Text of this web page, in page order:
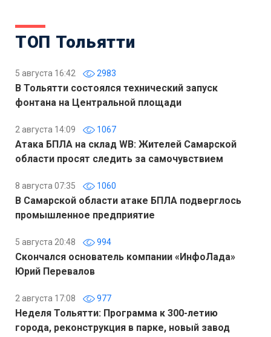
ТОП Тольятти
5 августа 16:42 2983
В Тольятти состоялся технический запуск
фонтана на Центральной площади
2 августа 14:09 1067
Атака БПЛА на склад WB: Жителей Самарской
области просят следить за самочувствием
8 августа 07:35 1060
В Самарской области атаке БПЛА подверглось
промышленное предприятие
5 августа 20:48 994
Скончался основатель компании «ИнфоЛада»
Юрий Перевалов
2 августа 17:08 977
Неделя Тольятти: Программа к 300-летию
города, реконструкция в парке, новый завод